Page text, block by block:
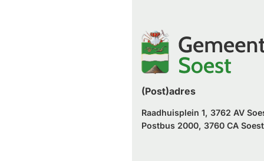
website)
(Post)adres
Raadhuisplein 1, 3762 AV
Postbus 2000, 3760 CA Soest